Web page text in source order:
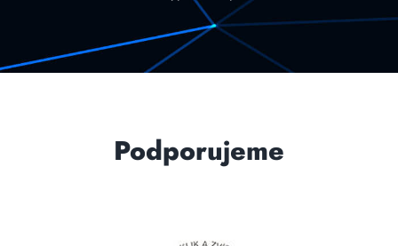
Podporujeme